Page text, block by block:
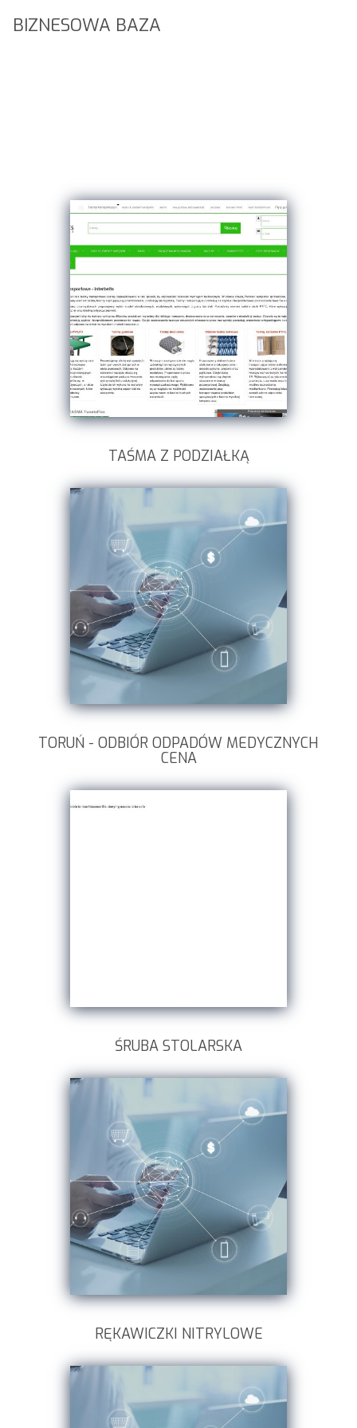
BIZNESOWA BAZA
TAŚMA Z PODZIAŁKĄ
TORUŃ - ODBIÓR ODPADÓW MEDYCZNYCH
CENA
ŚRUBA STOLARSKA
RĘKAWICZKI NITRYLOWE